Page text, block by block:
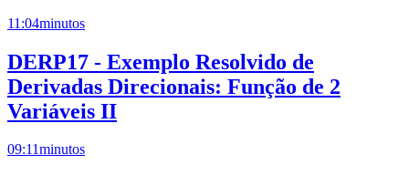
11:04minutos
DERP17 - Exemplo Resolvido de
Derivadas Direcionais: Função de 2
Variáveis II
09:11minutos